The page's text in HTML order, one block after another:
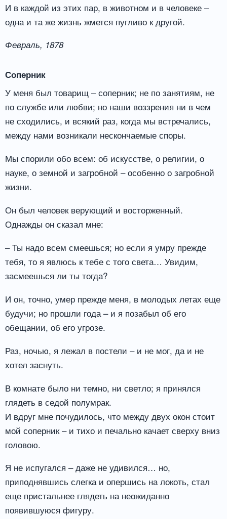
И в каждой из этих пар, в животном и в человеке –
одна и та же жизнь жмется пугливо к другой.
Февраль, 1878
Соперник
У меня был товарищ – соперник; не по занятиям, не
по службе или любви; но наши воззрения ни в чем
не сходились, и всякий раз, когда мы встречались,
между нами возникали нескончаемые споры.
Мы спорили обо всем: об искусстве, о религии, о
науке, о земной и загробной – особенно о загробной
жизни.
Он был человек верующий и восторженный.
Однажды он сказал мне:
– Ты надо всем смеешься; но если я умру прежде
тебя, то я явлюсь к тебе с того света… Увидим,
засмеешься ли ты тогда?
И он, точно, умер прежде меня, в молодых летах еще
будучи; но прошли года – и я позабыл об его
обещании, об его угрозе.
Раз, ночью, я лежал в постели – и не мог, да и не
хотел заснуть.
В комнате было ни темно, ни светло; я принялся
глядеть в седой полумрак.
И вдруг мне почудилось, что между двух окон стоит
мой соперник – и тихо и печально качает сверху вниз
головою.
Я не испугался – даже не удивился… но,
приподнявшись слегка и опершись на локоть, стал
еще пристальнее глядеть на неожиданно
появившуюся фигуру.